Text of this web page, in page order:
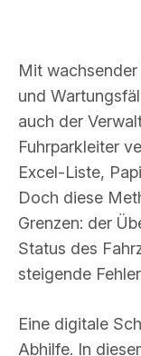
Mit
und
auch der
Fuhrparkleiter
Excel-Liste,
Doch diese
Grenzen: der
Status des
steigende
Eine digitale
Abhilfe. In